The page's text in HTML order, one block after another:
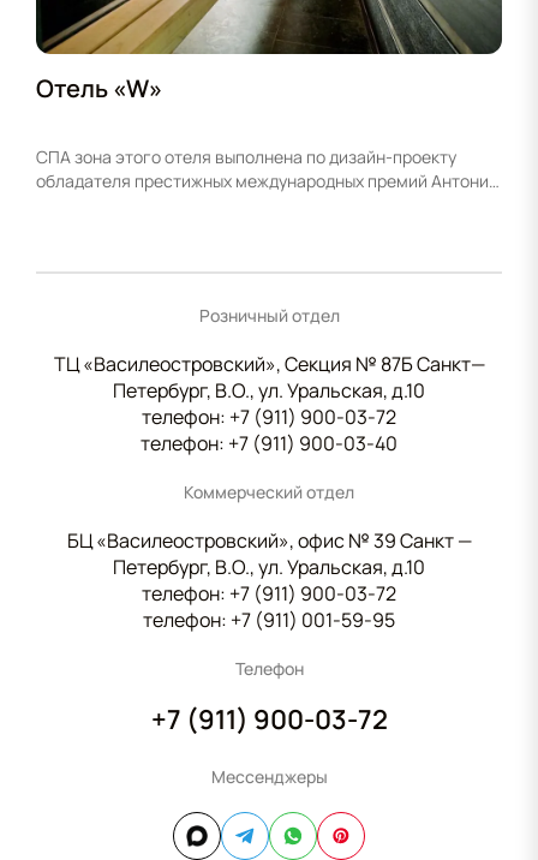
Отель «W»
СПА зона этого отеля выполнена по дизайн-проекту
обладателя престижных международных премий Антонио
идеальным для отдыха в самом сердце города.
Розничный отдел
ТЦ «Василеостровский», Секция № 87Б Санкт—
Петербург, В.О., ул. Уральская, д.10
телефон: +7 (911) 900-03-72
телефон: +7 (911) 900-03-40
Коммерческий отдел
БЦ «Василеостровский», офис № 39 Санкт —
Петербург, В.О., ул. Уральская, д.10
телефон: +7 (911) 900-03-72
телефон: +7 (911) 001-59-95
Телефон
+7 (911) 900-03-72
Мессенджеры